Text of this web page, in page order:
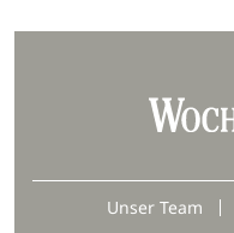
Unser Team